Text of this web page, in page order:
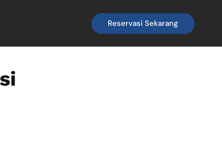
Reservasi Sekarang